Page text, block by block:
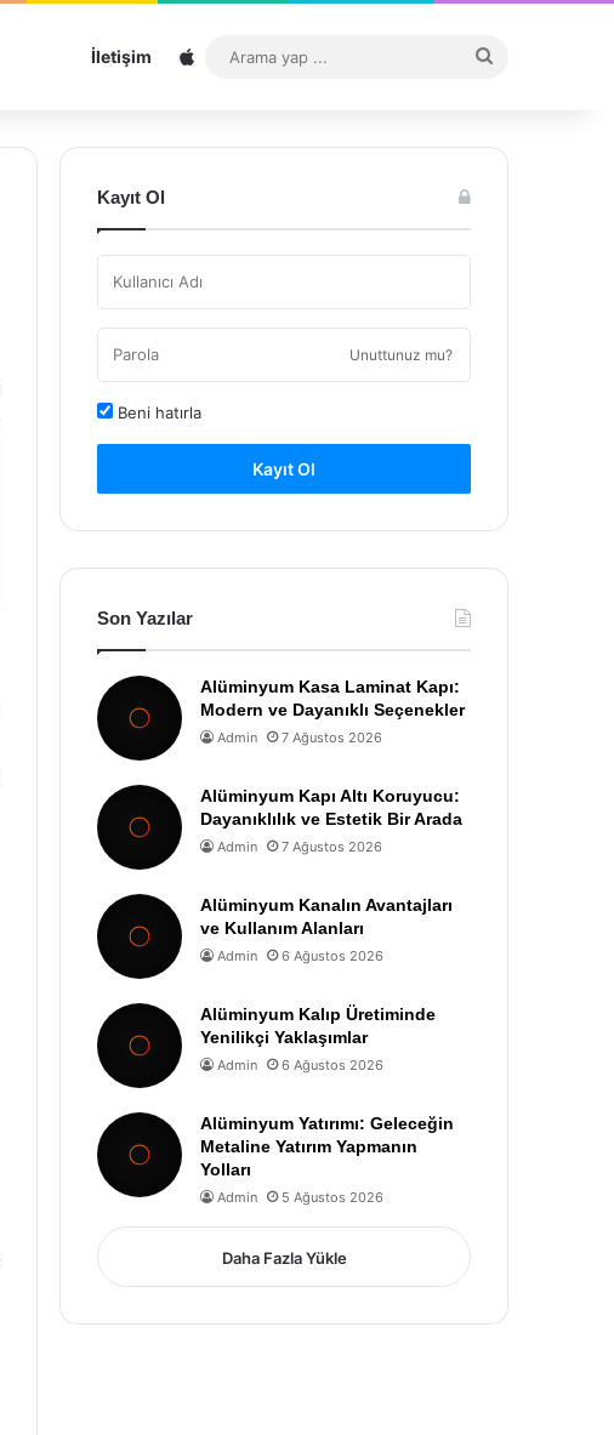
İletişim Sitemap
...
Kayıt Ol
Unuttunuz mu?
Beni hatırla
Kayıt Ol
Son Yazılar
Alüminyum Kasa Laminat Kapı:
Modern ve Dayanıklı Seçenekler
Admin 7 Ağustos 2026
Alüminyum Kapı Altı Koruyucu:
Dayanıklılık ve Estetik Bir Arada
Admin 7 Ağustos 2026
Alüminyum Kanalın Avantajları
ve Kullanım Alanları
Admin 6 Ağustos 2026
Alüminyum Kalıp Üretiminde
Yenilikçi Yaklaşımlar
Admin 6 Ağustos 2026
Alüminyum Yatırımı: Geleceğin
Metaline Yatırım Yapmanın
Yolları
Admin 5 Ağustos 2026
Daha Fazla Yükle